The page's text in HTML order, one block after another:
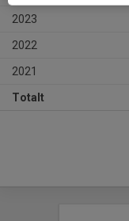
2023
2022
2021
Totalt